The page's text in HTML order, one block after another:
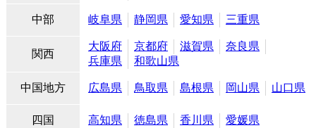
中部 岐阜県 静岡県 愛知県 三重県
関西
大阪府 京都府 滋賀県
奈良県
兵庫県
和歌山県
中国地方 広島県 鳥取県 島根県 岡山県 山口県
四国 高知県 徳島県 香川県 愛媛県